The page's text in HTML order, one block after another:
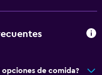
opciones de comida?